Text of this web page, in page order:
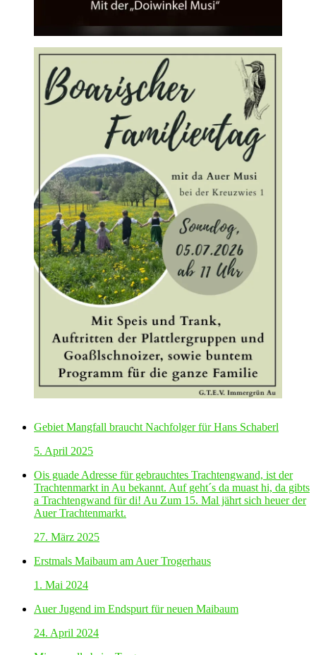
Gebiet Mangfall braucht Nachfolger für Hans Schaberl
5. April 2025
Ois guade Adresse für gebrauchtes Trachtengwand, ist der
Trachtenmarkt in Au bekannt. Auf geht´s da muast hi, da gibts
a Trachtengwand für di! Au Zum 15. Mal jährt sich heuer der
Auer Trachtenmarkt.
27. März 2025
Erstmals Maibaum am Auer Trogerhaus
1. Mai 2024
Auer Jugend im Endspurt für neuen Maibaum
24. April 2024